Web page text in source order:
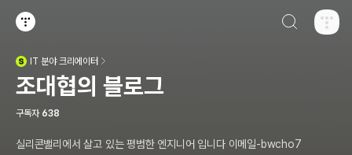
IT 분야 크리에이터
조대협의 블로그
구독자 638
실리콘밸리에서 살고 있는 평범한 엔지니어 입니다 이메일-bwcho7